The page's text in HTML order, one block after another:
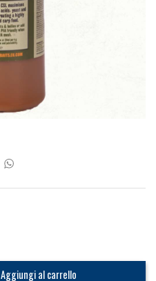
Aggiungi al carrello